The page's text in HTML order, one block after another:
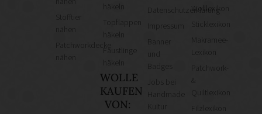
Stofftier
Patchworkdecke
häkeln
Topflappen
häkeln
Fäustlinge
häkeln
WOLLE
KAUFEN
VON:
Datenschutzerklärung
Kultur
Wolllexikon
Sticklexikon
Makramee-
Lexikon
Patchwork-
&
Quiltlexikon
Filzlexikon